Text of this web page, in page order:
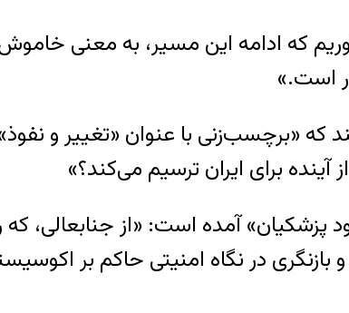
که ادامه این مسیر، به معنی
است.»
«برچسب‌زنی با عنوان «تغییر و
برای ایران ترسیم می‌کند؟»
آمده است: «از جنابعالی،
بازنگری در نگاه امنیتی حاکم بر